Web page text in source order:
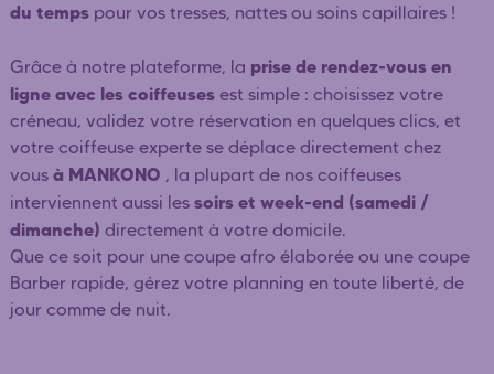
du temps pour vos tresses, nattes ou soins capillaires !
Grâce à notre plateforme, la prise de rendez-vous en
ligne avec les coiffeuses est simple : choisissez votre
créneau, validez votre réservation en quelques clics, et
votre coiffeuse experte se déplace directement chez
vous à MANKONO , la plupart de nos coiffeuses
interviennent aussi les soirs et week-end (samedi /
dimanche) directement à votre domicile.
Que ce soit pour une coupe afro élaborée ou une coupe
Barber rapide, gérez votre planning en toute liberté, de
jour comme de nuit.